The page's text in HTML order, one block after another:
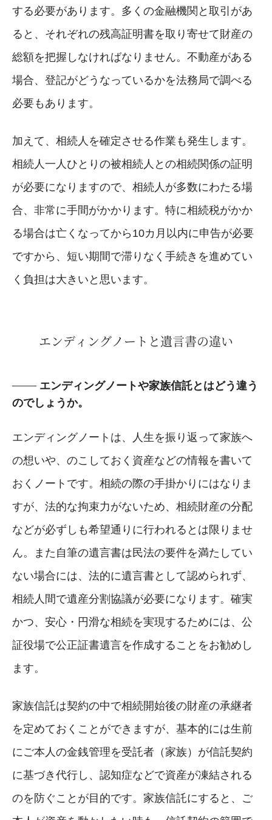
する必要があります。多くの金融機関と取引があ
ると、それぞれの残高証明書を取り寄せて財産の
総額を把握しなければなりません。不動産がある
場合、登記がどうなっているかを法務局で調べる
必要もあります。
加えて、相続人を確定させる作業も発生します。
相続人一人ひとりの被相続人との相続関係の証明
が必要になりますので、相続人が多数にわたる場
合、非常に手間がかかります。特に相続税がかか
る場合は亡くなってから10カ月以内に申告が必要
ですから、短い期間で滞りなく手続きを進めてい
く負担は大きいと思います。
エンディングノートと遺言書の違い
エンディングノートや家族信託とはどう違う
のでしょうか。
エンディングノートは、人生を振り返って家族へ
の想いや、のこしておく資産などの情報を書いて
おくノートです。相続の際の手掛かりにはなりま
すが、法的な拘束力がないため、相続財産の分配
などが必ずしも希望通りに行われるとは限りませ
ん。また自筆の遺言書は民法の要件を満たしてい
ない場合には、法的に遺言書として認められず、
相続人間で遺産分割協議が必要になります。確実
かつ、安心・円滑な相続を実現するためには、公
証役場で公正証書遺言を作成することをお勧めし
ます。
家族信託は契約の中で相続開始後の財産の承継者
を定めておくことができますが、基本的には生前
にご本人の金銭管理を受託者（家族）が信託契約
に基づき代行し、認知症などで資産が凍結される
のを防ぐことが目的です。家族信託にすると、ご